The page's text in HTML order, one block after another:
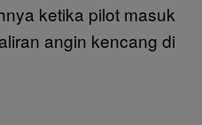
ketika pilot masuk
angin kencang di